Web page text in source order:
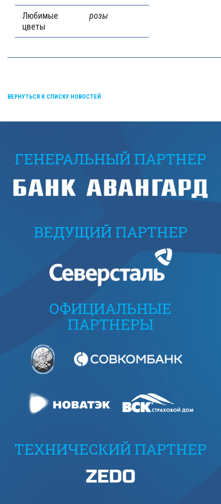
Любимые
цветы
розы
ВЕРНУТЬСЯ К СПИСКУ НОВОСТЕЙ
ГЕНЕРАЛЬНЫЙ ПАРТНЕР
ВЕДУЩИЙ ПАРТНЕР
ОФИЦИАЛЬНЫЕ
ПАРТНЕРЫ
ТЕХНИЧЕСКИЙ ПАРТНЕР